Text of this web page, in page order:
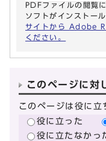
PDFファイルの閲覧
ソフトがインストー
サイトから Adobe
ください。
このページに対
このページは役に立
役に立った
役に立たなかっ